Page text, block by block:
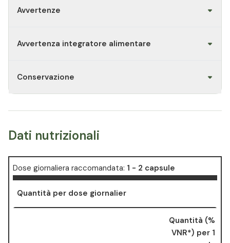
Avvertenze
Avvertenza integratore alimentare
Conservazione
Dati nutrizionali
Dose giornaliera raccomandata: 1 - 2 capsule
Quantità per dose giornalier
Quantità (%
VNR*) per 1